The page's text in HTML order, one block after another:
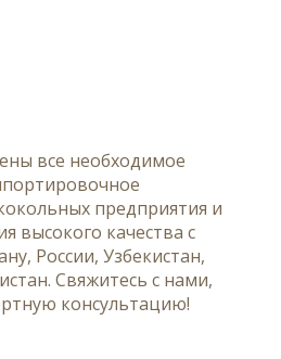
все необходимое
предприятия и
высокого качества с
России, Узбекистан,
Свяжитесь с нами,
консультацию!